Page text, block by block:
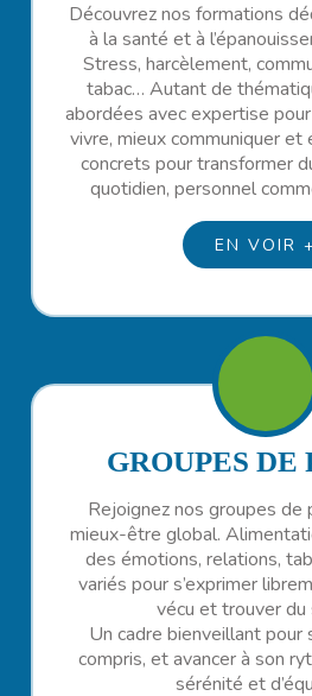
Découvrez nos formations
à la santé et à
Stress, harcèlement,
tabac… Autant de
abordées avec expertise
vivre, mieux communiquer
concrets pour transformer
quotidien, personnel
EN VOIR +
GROUPES DE
Rejoignez nos groupes de
mieux-être global.
des émotions, relations,
variés pour s’exprimer
vécu et trouver du
Un cadre bienveillant pour
compris, et avancer à son
sérénité et